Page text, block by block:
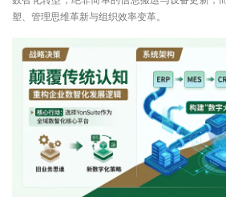
塑、管理思维革新与组织效率变革。